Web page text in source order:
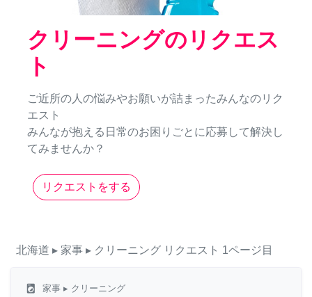
クリーニングのリクエス
ト
ご近所の人の悩みやお願いが詰まったみんなのリク
エスト
みんなが抱える日常のお困りごとに応募して解決し
てみませんか？
リクエストをする
北海道 ▸ 家事 ▸ クリーニング リクエスト 1ページ目
local_laundry_service 家事 ▸ クリーニング